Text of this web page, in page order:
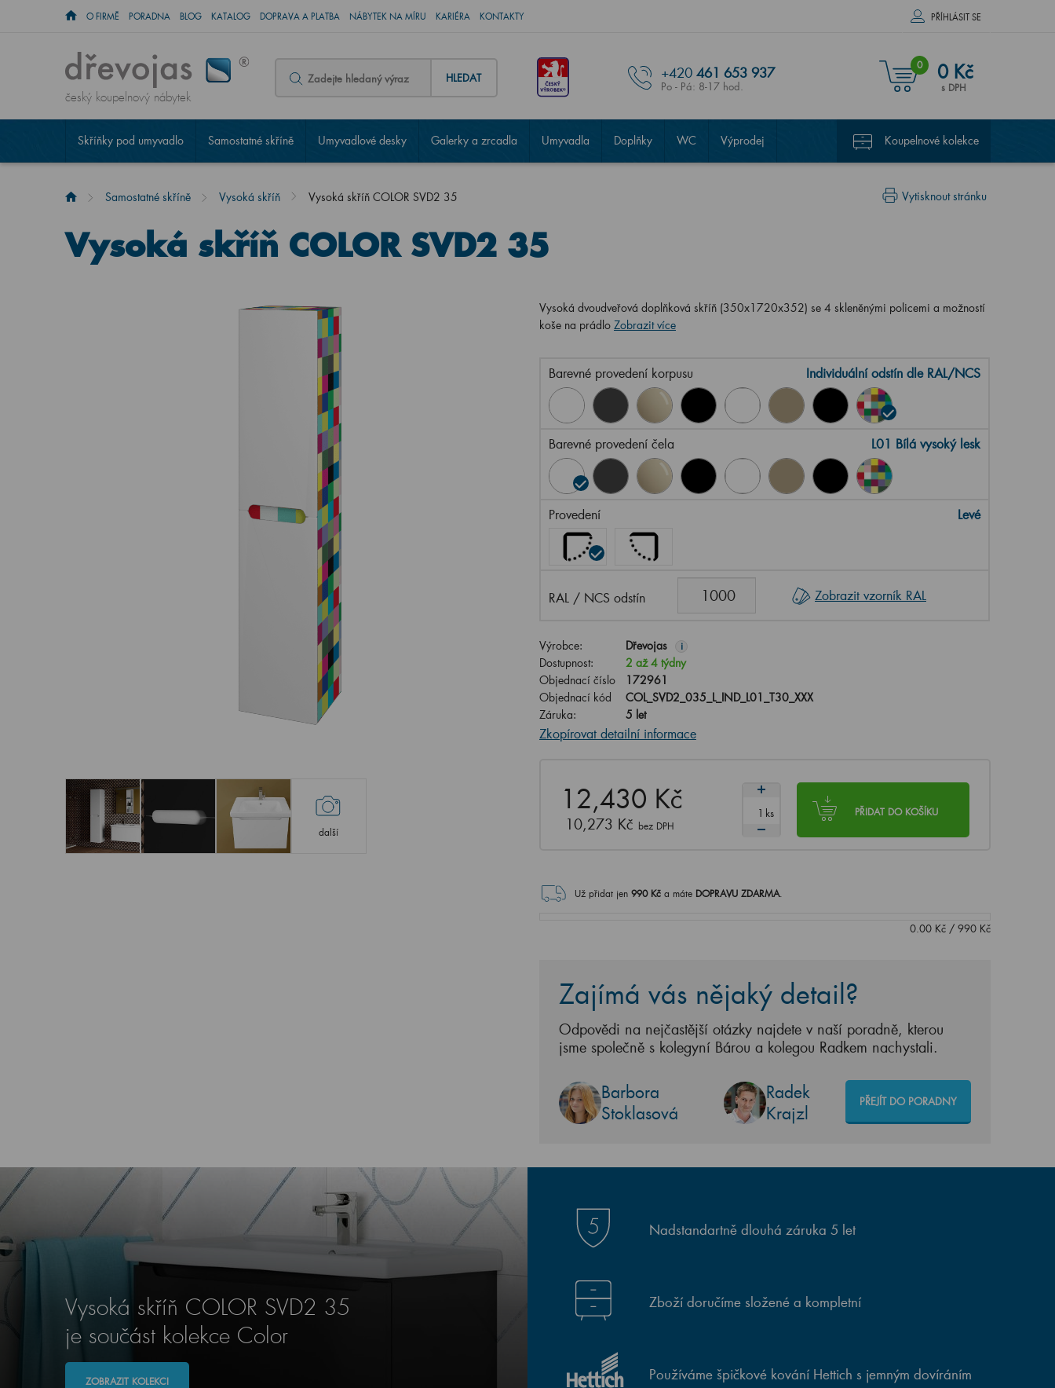
O FIRMĚ PORADNA BLOG KATALOG DOPRAVA A PLATBA NÁBYTEK NA MÍRU KARIÉRA KONTAKTY PŘÍHLÁSIT SE
český koupelnový nábytek
HLEDAT +420 461 653 937
Po - Pá: 8-17 hod.
0 0 Kč
s DPH
Skříňky pod umyvadlo Samostatné skříně Umyvadlové desky Galerky a zrcadla Umyvadla Doplňky WC Výprodej Koupelnové kolekce
Vytisknout stránku
Samostatné skříně Vysoká skříň Vysoká skříň COLOR SVD2 35
Vysoká skříň COLOR SVD2 35
další
Vysoká dvoudveřová doplňková skříň (350x1720x352) se 4 skleněnými policemi a možností
koše na prádlo Zobrazit více
Barevné provedení korpusu Individuální odstín dle RAL/NCS
Barevné provedení čela L01 Bílá vysoký lesk
Provedení Levé
RAL / NCS odstín Zobrazit vzorník RAL
Výrobce: Dřevojas i
Dostupnost:
2 až 4 týdny
Objednací číslo
172961
Objednací kód
COL_SVD2_035_L_IND_L01_T30_XXX
Záruka:
5 let
Zkopírovat detailní informace
12,430 Kč
10,273 Kč bez DPH
PŘIDAT DO KOŠÍKU
ks
Už přidat jen 990Kč a máte DOPRAVU ZDARMA.
0.00Kč/ 990Kč
Zajímá vás nějaký detail?
Odpovědi na nejčastější otázky najdete v naší poradně, kterou
jsme společně s kolegyní Bárou a kolegou Radkem nachystali.
Barbora
Stoklasová
Radek
Krajzl
PŘEJÍT DO PORADNY
Vysoká skříň COLOR SVD2 35
je součást kolekce Color
ZOBRAZIT KOLEKCI
Nadstandartně dlouhá záruka 5 let
Zboží doručíme složené a kompletní
Používáme špičkové kování Hettich s jemným dovíráním